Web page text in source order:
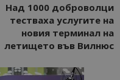
Над 1000 доброволци
тестваха услугите на
новия терминал на
летището във Вилнюс